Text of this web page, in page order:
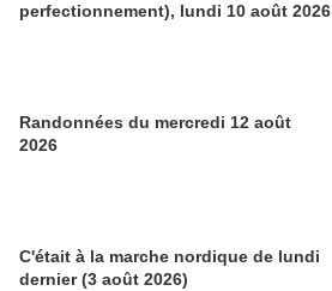
perfectionnement), lundi 10 août 2026
Randonnées du mercredi 12 août
2026
C'était à la marche nordique de lundi
dernier (3 août 2026)